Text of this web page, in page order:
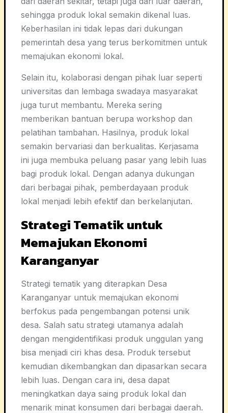
sehingga produk lokal semakin dikenal luas.
Keberhasilan ini tidak lepas dari dukungan
pemerintah desa yang terus berkomitmen untuk
memajukan ekonomi lokal.
Selain itu, kolaborasi dengan pihak luar seperti
universitas dan lembaga swadaya masyarakat
juga turut membantu. Mereka sering
memberikan bantuan berupa workshop dan
pelatihan tambahan. Hasilnya, produk lokal
semakin bervariasi dan berkualitas. Kerjasama
ini juga membuka peluang pasar yang lebih luas
bagi produk lokal. Dengan adanya dukungan
dari berbagai pihak, pemberdayaan produk
lokal menjadi lebih efektif dan berkelanjutan.
Strategi Tematik untuk
Memajukan Ekonomi
Karanganyar
Strategi tematik yang diterapkan Desa
Karanganyar untuk memajukan ekonomi
berfokus pada pengembangan potensi unik
desa. Salah satu strategi utamanya adalah
dengan mengidentifikasi produk unggulan yang
bisa menjadi ciri khas desa. Produk tersebut
kemudian dikembangkan dan dipasarkan secara
lebih luas. Dengan cara ini, desa dapat
meningkatkan daya saing produk lokal dan
menarik minat konsumen dari berbagai daerah.